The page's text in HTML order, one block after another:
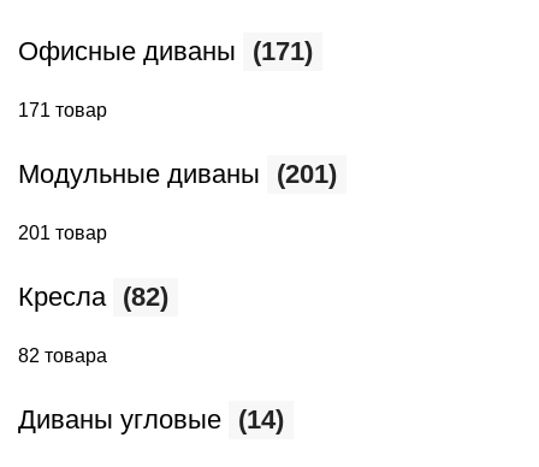
Офисные диваны (171)
171 товар
Модульные диваны (201)
201 товар
Кресла (82)
82 товара
Диваны угловые (14)